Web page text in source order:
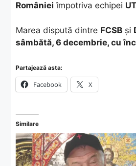
României împotriva echipei
​Marea dispută dintre FCSB și
sâmbătă, 6 decembrie, cu
Partajează asta:
Facebook X
Similare